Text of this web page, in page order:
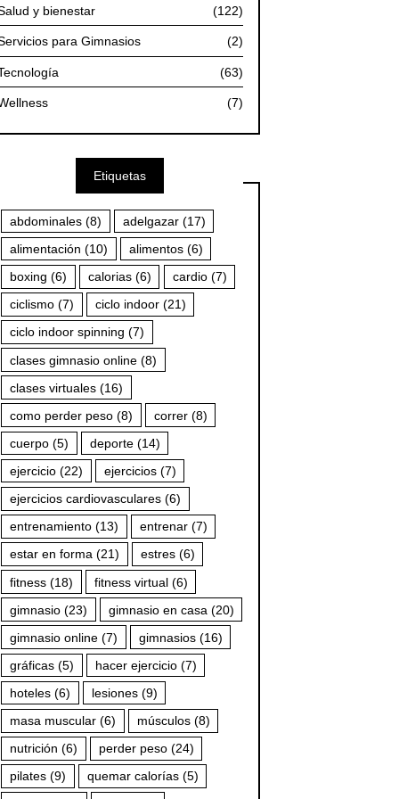
y bienestar (122)
para Gimnasios (2)
(63)
(7)
Etiquetas
abdominales(8) adelgazar(17)
alimentación (10) alimentos(6)
boxing (6) calorias(6) cardio(7)
ciclismo(7) ciclo indoor(21)
ciclo indoor spinning (7)
clases gimnasio online(8)
clases virtuales(16)
como perder peso(8) correr(8)
cuerpo(5) deporte(14)
ejercicio(22) ejercicios(7)
ejercicios cardiovasculares(6)
entrenamiento(13) entrenar(7)
estar en forma(21) estres(6)
fitness(18) fitness virtual(6)
gimnasio(23) gimnasio en casa (20)
gimnasio online(7) gimnasios(16)
gráficas(5) hacer ejercicio(7)
hoteles(6) lesiones(9)
masa muscular(6) músculos(8)
nutrición (6) perder peso(24)
pilates(9) quemar calorías(5)